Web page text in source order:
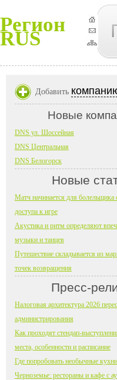
Регион
RUS
Добавить
Новые
DNS ул. Шоссейная
DNS Центральная
DNS Белогорск
Новые
Матч начинается для болельщика
доступа к игре
Акустика и ритм определяют
музыки и танцев
Путешествие складывается из
точек возвращения
Пресс-
Налоговая архитектура 2026
администрирования
Как проходят стендап-
места, особенности и расписание
Где попробовать необычные
Черноземье: рестораны и кафе с